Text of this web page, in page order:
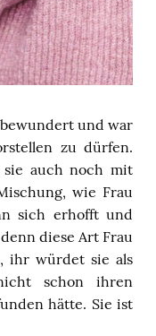
und war
zu dürfen.
sie auch noch mit
wie Frau
sich erhofft und
diese Art Frau
ihr würdet sie als
schon ihren
hätte. Sie ist